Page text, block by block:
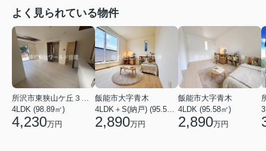
よく見られている物件
4LDK (98.89㎡)
4,230万円
飯能市大字青木
2,890万円
飯能市大字青木
4LDK (95.58㎡)
2,890万円